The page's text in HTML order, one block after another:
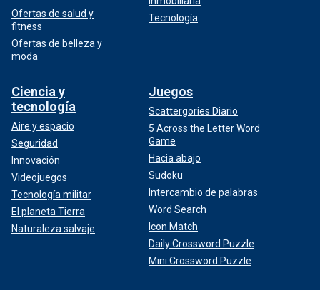
Ofertas de salud y
fitness
Ofertas de belleza y
moda
Tecnología
Ciencia y
tecnología
Aire y espacio
Seguridad
Innovación
Videojuegos
Tecnología militar
El planeta Tierra
Naturaleza salvaje
Juegos
Scattergories Diario
5 Across the Letter Word
Game
Hacia abajo
Sudoku
Intercambio de palabras
Word Search
Icon Match
Daily Crossword Puzzle
Mini Crossword Puzzle